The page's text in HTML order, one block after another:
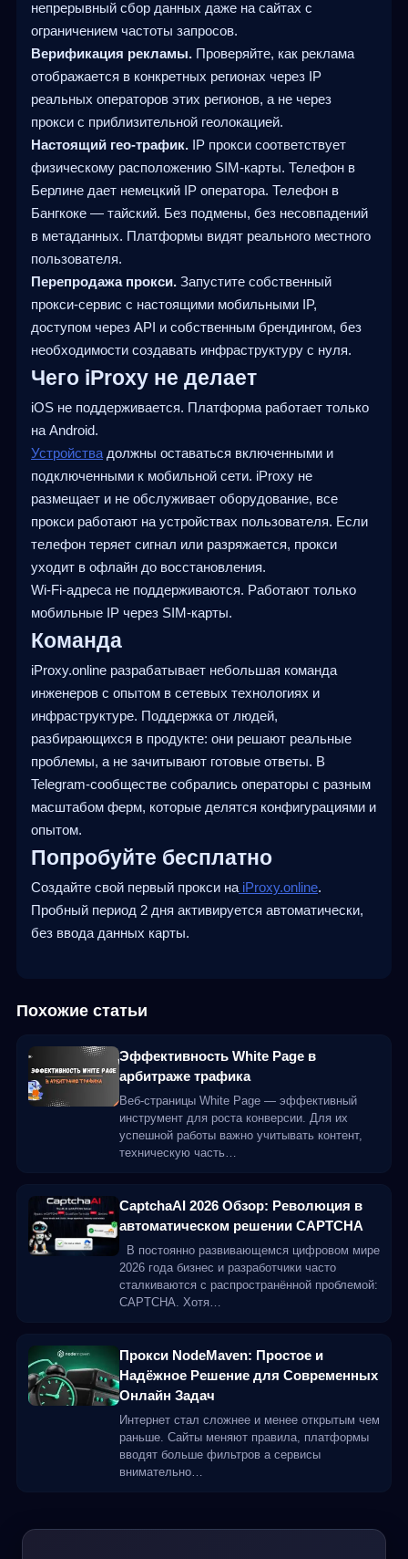
непрерывный сбор данных даже на сайтах с
ограничением частоты запросов.
Верификация рекламы. Проверяйте, как реклама
отображается в конкретных регионах через IP
реальных операторов этих регионов, а не через
прокси с приблизительной геолокацией.
Настоящий гео-трафик. IP прокси соответствует
физическому расположению SIM-карты. Телефон в
Берлине дает немецкий IP оператора. Телефон в
Бангкоке — тайский. Без подмены, без несовпадений
в метаданных. Платформы видят реального местного
пользователя.
Перепродажа прокси. Запустите собственный
прокси-сервис с настоящими мобильными IP,
доступом через API и собственным брендингом, без
необходимости создавать инфраструктуру с нуля.
Чего iProxy не делает
iOS не поддерживается. Платформа работает только
на Android.
Устройства должны оставаться включенными и
подключенными к мобильной сети. iProxy не
размещает и не обслуживает оборудование, все
прокси работают на устройствах пользователя. Если
телефон теряет сигнал или разряжается, прокси
уходит в офлайн до восстановления.
Wi-Fi-адреса не поддерживаются. Работают только
мобильные IP через SIM-карты.
Команда
iProxy.online разрабатывает небольшая команда
инженеров с опытом в сетевых технологиях и
инфраструктуре. Поддержка от людей,
разбирающихся в продукте: они решают реальные
проблемы, а не зачитывают готовые ответы. В
Telegram-сообществе собрались операторы с разным
масштабом ферм, которые делятся конфигурациями и
опытом.
Попробуйте бесплатно
Создайте свой первый прокси на iProxy.online.
Пробный период 2 дня активируется автоматически,
без ввода данных карты.
Похожие статьи
Эффективность White Page в
арбитраже трафика
Веб-страницы White Page — эффективный
инструмент для роста конверсии. Для их
успешной работы важно учитывать контент,
техническую часть…
CaptchaAI 2026 Обзор: Революция в
автоматическом решении CAPTCHA
В постоянно развивающемся цифровом мире
2026 года бизнес и разработчики часто
сталкиваются с распространённой проблемой:
CAPTCHA. Хотя…
Прокси NodeMaven: Простое и
Надёжное Решение для Современных
Онлайн Задач
Интернет стал сложнее и менее открытым чем
раньше. Сайты меняют правила, платформы
вводят больше фильтров а сервисы
внимательно…